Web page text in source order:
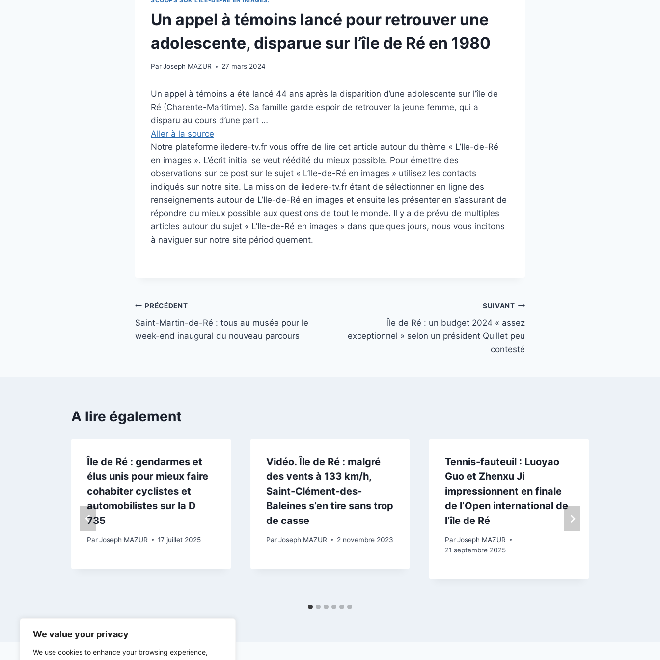
We value your privacy
We use cookies to enhance your browsing experience,
Un appel à témoins lancé pour retrouver une
adolescente, disparue sur l’île de Ré en 1980
ParJoseph MAZUR 27 mars 2024
Un appel à témoins a été lancé 44 ans après la disparition d’une adolescente sur l’île de
Ré (Charente-Maritime). Sa famille garde espoir de retrouver la jeune femme, qui a
disparu au cours d’une part …
Aller à la source
Notre plateforme iledere-tv.fr vous offre de lire cet article autour du thème « L’Ile-de-Ré
en images ». L’écrit initial se veut réédité du mieux possible. Pour émettre des
observations sur ce post sur le sujet « L’Ile-de-Ré en images » utilisez les contacts
indiqués sur notre site. La mission de iledere-tv.fr étant de sélectionner en ligne des
renseignements autour de L’Ile-de-Ré en images et ensuite les présenter en s’assurant de
répondre du mieux possible aux questions de tout le monde. Il y a de prévu de multiples
articles autour du sujet « L’Ile-de-Ré en images » dans quelques jours, nous vous incitons
à naviguer sur notre site périodiquement.
Navigation
de
PRÉCÉDENT
Saint-Martin-de-Ré : tous au musée pour le
week-end inaugural du nouveau parcours
SUIVANT
Île de Ré : un budget 2024 « assez
exceptionnel » selon un président Quillet peu
contesté
A lire également
Île de Ré : gendarmes et
élus unis pour mieux faire
cohabiter cyclistes et
automobilistes sur la D
735
ParJoseph MAZUR 17 juillet 2025
Vidéo. Île de Ré : malgré
des vents à 133 km/h,
Saint-Clément-des-
Baleines s’en tire sans trop
de casse
Par Joseph MAZUR 2 novembre 2023
Tennis-fauteuil : Luoyao
Guo et Zhenxu Ji
impressionnent en finale
de l’Open international de
l’île de Ré
Par Joseph MAZUR
21 septembre 2025